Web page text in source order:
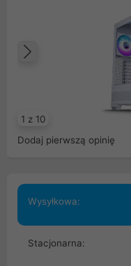
1 z 10
Poprzedni
Dodaj pierwszą opinię
Wysyłkowa:
Stacjonarna: